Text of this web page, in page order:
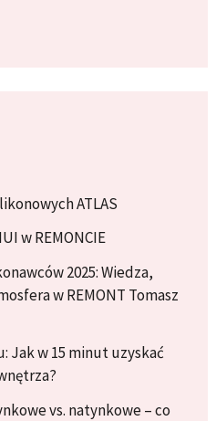
ATLAS
w REMONCIE
2025: Wiedza,
w REMONT Tomasz
Jak w 15 minut uzyskać
vs. natynkowe – co